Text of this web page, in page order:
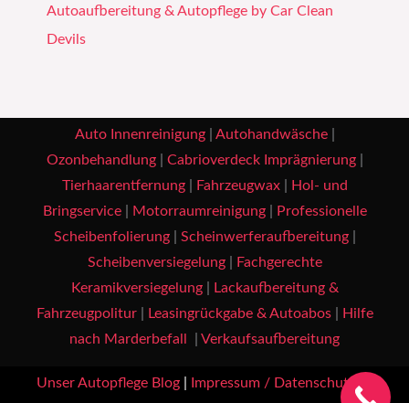
Autoaufbereitung & Autopflege by Car Clean
Devils
Auto Innenreinigung| Autohandwäsche|
Ozonbehandlung| Cabrioverdeck Imprägnierung|
Tierhaarentfernung| Fahrzeugwax|
Hol- und
Bringservice| Motorraumreinigung|
Professionelle
Scheibenfolierung| Scheinwerferaufbereitung|
Scheibenversiegelung|
Fachgerechte
Keramikversiegelung|
Lackaufbereitung &
Fahrzeugpolitur| Leasingrückgabe & Autoabos|
Hilfe
nach Marderbefall
Verkaufsaufbereitung
Unser Autopflege Blog| Impressum / Datenschutz |